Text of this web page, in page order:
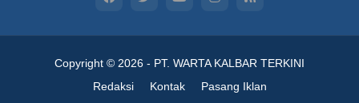
Copyright © 2026 - PT. WARTA KALBAR TERKINI
Redaksi
Kontak Pasang Iklan